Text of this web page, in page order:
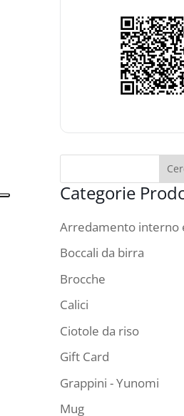
Categorie
Arredamento interno
Boccali da birra
Brocche
Calici
Ciotole da riso
Gift Card
Grappini - Yunomi
Mug